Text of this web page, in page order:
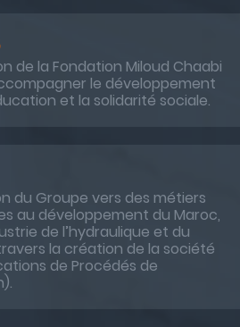
de la Fondation Miloud Chaabi
le développement
et la solidarité sociale.
du Groupe vers des métiers
au développement du Maroc,
de l’hydraulique et du
la création de la société
de Procédés de